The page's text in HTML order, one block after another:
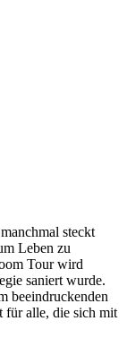
steckt
Leben zu
Tour wird
saniert wurde.
beeindruckenden
für alle, die sich mit